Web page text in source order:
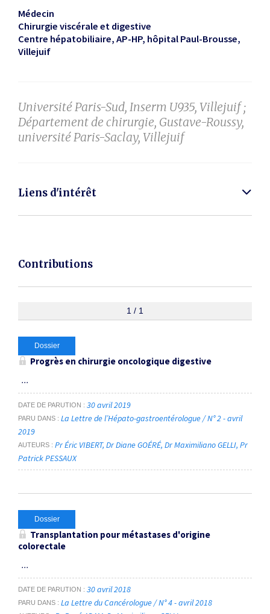
Médecin
Chirurgie viscérale et digestive
Centre hépatobiliaire, AP-HP, hôpital Paul-Brousse
Villejuif
Université Paris-Sud, Inserm U935, Villejuif ;
Département de chirurgie, Gustave-Roussy,
université Paris-Saclay, Villejuif
Liens d'intérêt
Contributions
1 / 1
Dossier
Progrès en chirurgie oncologique digestive
...
DATE DE PARUTION 30 avril 2019
PARU DANS
La Lettre de l’Hépato-gastroentérologue / N° 2 - avril
2019
AUTEURS Pr Éric VIBERT Dr Diane GOÉRÉ Dr Maximiliano GELLI Pr
Patrick PESSAUX
Dossier
Transplantation pour métastases d'origine
colorectale
...
DATE DE PARUTION 30 avril 2018
PARU DANS La Lettre du Cancérologue / N° 4 - avril 2018